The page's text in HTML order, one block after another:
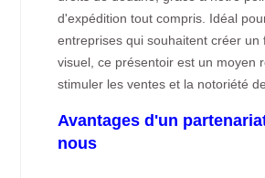
d'expédition tout compris. Idéal
entreprises qui souhaitent créer un
visuel, ce présentoir est un moyen
stimuler les ventes et la notoriété
Avantages d'un
nous